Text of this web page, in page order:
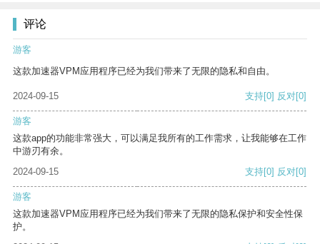
评论
游客
这款加速器VPM应用程序已经为我们带来了无限的隐私和自由。
2024-09-15 支持[0] 反对[0]
游客
这款app的功能非常强大，可以满足我所有的工作需求，让我能够在工作
中游刃有余。
2024-09-15
支持[0] 反对[0]
游客
这款加速器VPM应用程序已经为我们带来了无限的隐私保护和安全性保
护。